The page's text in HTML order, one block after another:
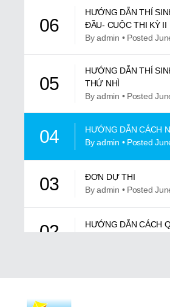
06
HƯỚNG DẪN THÍ
ĐẦU- CUỘC THI KỲ II
By admin • Posted
05
HƯỚNG DẪN THÍ
THỨ NHÌ
By admin • Posted
04
HƯỚNG DẪN CÁCH
By admin • Posted
03
ĐƠN DỰ THI
By admin • Posted
02
HƯỚNG DẪN CÁCH
01